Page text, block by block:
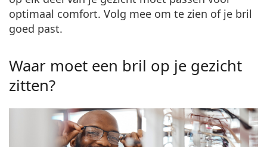
Alle merken
Persol
Alle lenzenvloeistoffen
Offline
optimaal comfort. Volg mee om te zien of je bril
goed past.
Waar moet een bril op je gezicht
zitten?